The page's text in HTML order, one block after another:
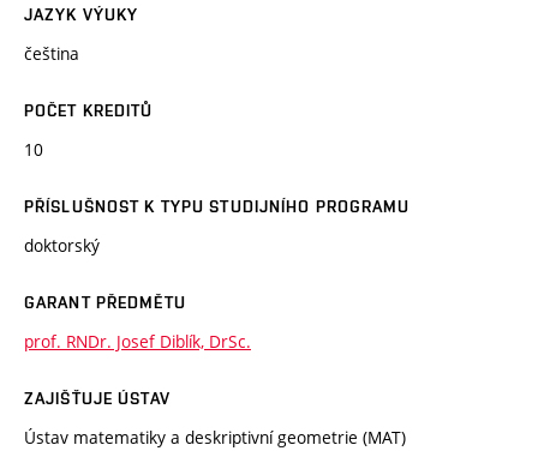
JAZYK VÝUKY
čeština
POČET KREDITŮ
10
PŘÍSLUŠNOST K TYPU STUDIJNÍHO PROGRAMU
doktorský
GARANT PŘEDMĚTU
prof. RNDr. Josef Diblík, DrSc.
ZAJIŠŤUJE ÚSTAV
Ústav matematiky a deskriptivní geometrie (MAT)